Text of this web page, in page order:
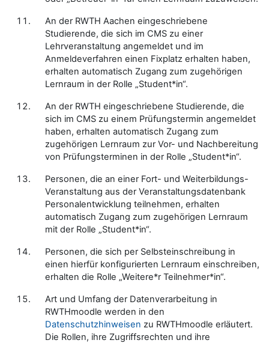
An der RWTH Aachen eingeschriebene
Studierende, die sich im CMS zu einer
Lehrveranstaltung angemeldet und im
Anmeldeverfahren einen Fixplatz erhalten haben,
erhalten automatisch Zugang zum zugehörigen
Lernraum in der Rolle „Student*in“.
An der RWTH eingeschriebene Studierende, die
sich im CMS zu einem Prüfungstermin angemeldet
haben, erhalten automatisch Zugang zum
zugehörigen Lernraum zur Vor- und Nachbereitung
von Prüfungsterminen in der Rolle „Student*in“.
Personen, die an einer Fort- und Weiterbildungs-
Veranstaltung aus der Veranstaltungsdatenbank
Personalentwicklung teilnehmen, erhalten
automatisch Zugang zum zugehörigen Lernraum
mit der Rolle „Student*in“.
Personen, die sich per Selbsteinschreibung in
einen hierfür konfigurierten Lernraum einschreiben,
erhalten die Rolle „Weitere*r Teilnehmer*in“.
Art und Umfang der Datenverarbeitung in
RWTHmoodle werden in den
Datenschutzhinweisen zu RWTHmoodle erläutert.
Die Rollen, ihre Zugriffsrechten und ihre